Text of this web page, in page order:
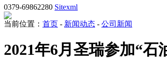
0379-69862280 Sitexml
当前位置： 首页 - 新闻动态 - 公司新闻
2021年6月圣瑞参加“